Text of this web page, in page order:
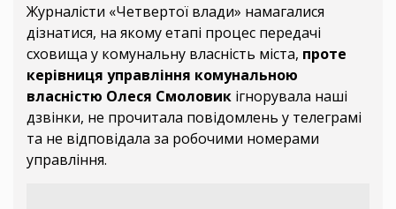
Журналісти «Четвертої влади» намагалися
дізнатися, на якому етапі процес передачі
сховища у комунальну власність міста, проте
керівниця управління комунальною
власністю Олеся Смоловик ігнорувала наші
дзвінки, не прочитала повідомлень у телеграмі
та не відповідала за робочими номерами
управління.